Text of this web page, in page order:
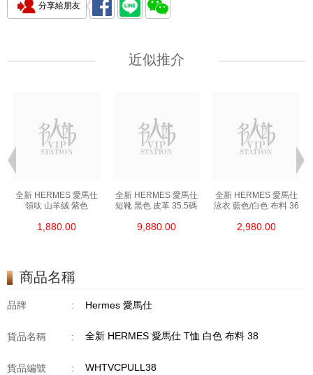
分享給朋友
近似推介
全新 HERMES 愛馬仕
領呔 山羊絨 紫色
1,880.00
全新 HERMES 愛馬仕
短靴 黑色 皮革 35.5碼
9,880.00
全新 HERMES 愛馬仕
泳衣 藍色/白色 布料 36
2,980.00
商品名稱
品牌 : Hermes 愛馬仕
貨品名稱 : 全新 HERMES 愛馬仕 T恤 白色 布料 38
貨品編號 : WHTVCPULL38